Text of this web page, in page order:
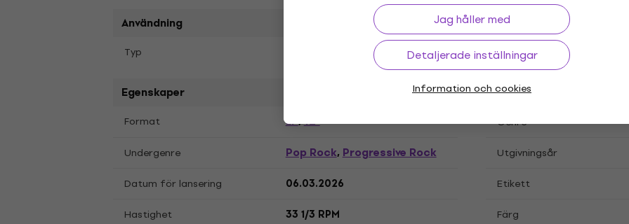
Jag håller med
Detaljerade inställningar
Information och cookies
Användning
Typ Färgade, LP-skiva
Egenskaper
Format LP,12"
Genre
Undergenre
Pop Rock,Progressive Rock
Utgivningsår
Datum för lansering
06.03.2026
Etikett
Hastighet
33 1/3 RPM
Färg